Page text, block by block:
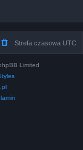
Strefa czasowa UTC
Limited